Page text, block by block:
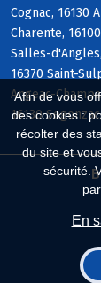
Afin de vous
des cookies :
récolter des
du site et
sécurité.
En
Cognac, 16130
Charente,
Salles-
16370 Saint-
Angeac-
16130